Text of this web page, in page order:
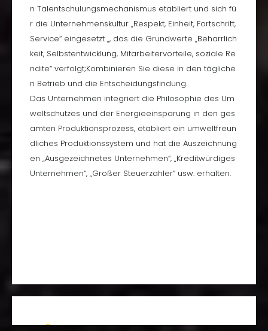
n Talentschulungsmechanismus etabliert und sich fü
r die Unternehmenskultur „Respekt, Einheit, Fortschritt,
Service“ eingesetzt „, das die Grundwerte „Beharrlich
keit, Selbstentwicklung, Mitarbeitervorteile, soziale Re
ndite“ verfolgt;Kombinieren Sie diese in den tägliche
n Betrieb und die Entscheidungsfindung.
Das Unternehmen integriert die Philosophie des Um
weltschutzes und der Energieeinsparung in den ges
amten Produktionsprozess, etabliert ein umweltfreun
dliches Produktionssystem und hat die Auszeichnung
en „Ausgezeichnetes Unternehmen“, „Kreditwürdiges
Unternehmen“, „Großer Steuerzahler“ usw. erhalten.